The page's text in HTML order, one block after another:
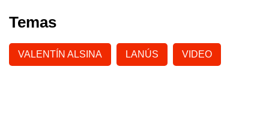
Temas
VALENTÍN ALSINA LANÚS VIDEO